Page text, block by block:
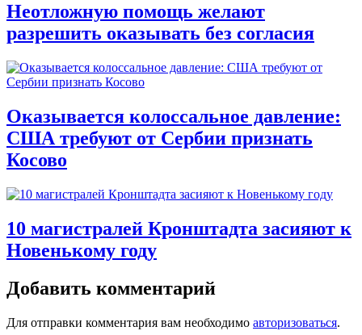
Неотложную помощь желают
разрешить оказывать без согласия
Оказывается колоссальное давление:
США требуют от Сербии признать
Косово
10 магистралей Кронштадта засияют к
Новенькому году
Добавить комментарий
Для отправки комментария вам необходимо авторизоваться.